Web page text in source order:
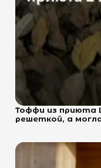
Тоффи из приюта
решеткой, а